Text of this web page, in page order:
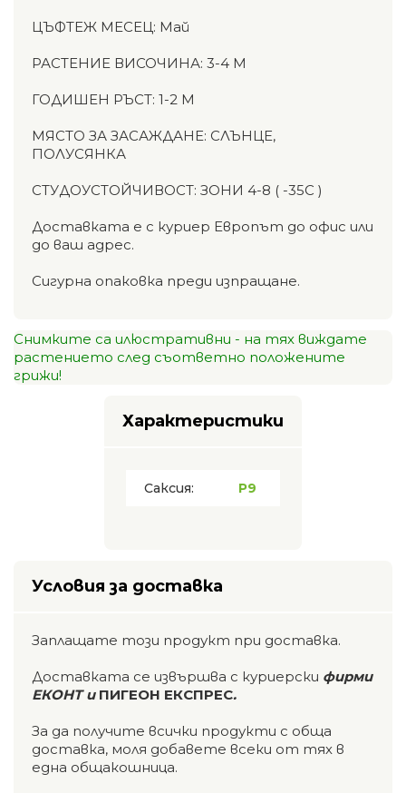
ЦЪФТЕЖ МЕСЕЦ: Май
РАСТЕНИЕ ВИСОЧИНА: 3-4 М
ГОДИШЕН РЪСТ: 1-2 М
МЯСТО ЗА ЗАСАЖДАНЕ: СЛЪНЦЕ,
ПОЛУСЯНКА
СТУДОУСТОЙЧИВОСТ: ЗОНИ 4-8 ( -35С )
Доставката е с куриер Европът до офис или
до ваш адрес.
Сигурна опаковка преди изпращане.
Снимките са илюстративни - на тях виждате
растението след съответно положените
грижи!
Характеристики
Саксия: P9
Условия за доставка
Заплащате този продукт при доставка.
Доставката се извършва с куриерски фирми
ЕКОНТ и ПИГЕОН ЕКСПРЕС.
За да получите всички продукти с обща
доставка, моля добавете всеки от тях в
една общакошница.